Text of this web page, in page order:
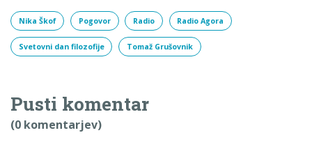
Nika Škof Pogovor Radio Radio Agora
Svetovni dan filozofije Tomaž Grušovnik
Pusti komentar
(0 komentarjev)